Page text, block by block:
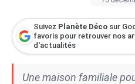
Suivez Planète Déco sur
favoris pour retrouver nos
d'actualités
Une maison familiale